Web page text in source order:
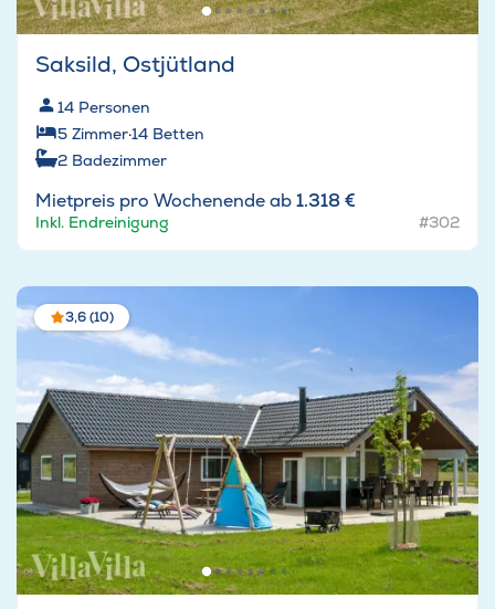
Saksild, Ostjütland
14 Personen
5 Zimmer·14 Betten
2 Badezimmer
Mietpreis pro Wochenende ab1.318 €
Inkl. Endreinigung #302
3,6 (10)